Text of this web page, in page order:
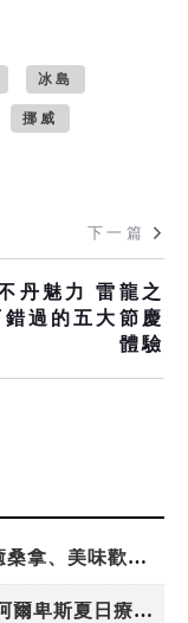
冰島
挪威
下一篇
丹魅力 雷龍之
錯過的五大節慶
體驗
夏日節奏／漫遊瑞典～音樂、療癒桑拿、美味歡樂螯蝦節
探索瑞士格勞賓登秘境 收藏六種阿爾卑斯夏日療癒之旅